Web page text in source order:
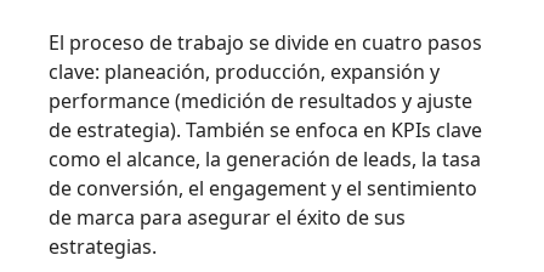
El proceso de trabajo se divide en cuatro pasos
clave: planeación, producción, expansión y
performance (medición de resultados y ajuste
de estrategia). También se enfoca en KPIs clave
como el alcance, la generación de leads, la tasa
de conversión, el engagement y el sentimiento
de marca para asegurar el éxito de sus
estrategias.